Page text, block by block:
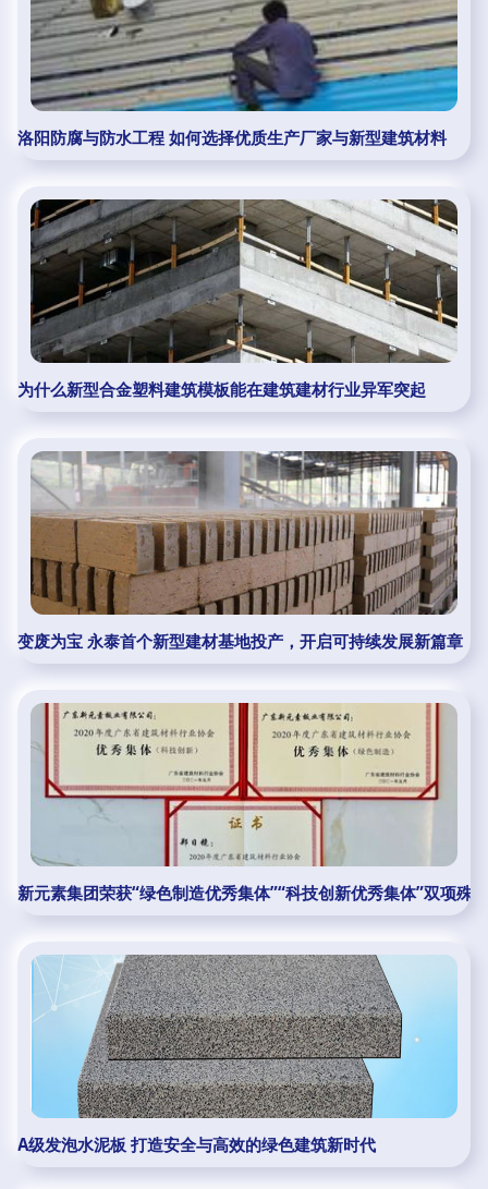
洛阳防腐与防水工程 如何选择优质生产厂家与新型建筑材料
为什么新型合金塑料建筑模板能在建筑建材行业异军突起
变废为宝 永泰首个新型建材基地投产，开启可持续发展新篇章
新元素集团荣获“绿色制造优秀集体”“科技创新优秀集体”双项殊
A级发泡水泥板 打造安全与高效的绿色建筑新时代